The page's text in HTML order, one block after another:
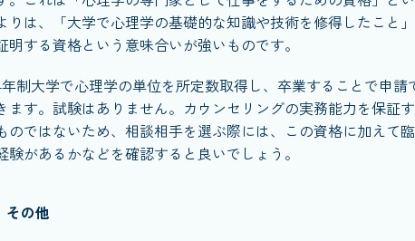
りは、「大学で心理学の基礎的な知識や技術を修得したこと
明する資格という意味合いが強いものです。
制大学で心理学の単位を所定数取得し、卒業することで申請
ます。試験はありません。カウンセリングの実務能力を保証
のではないため、相談相手を選ぶ際には、この資格に加えて
験があるかなどを確認すると良いでしょう。
その他